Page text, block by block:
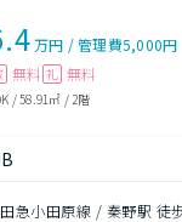
万円 /管理費5,000円
無料 礼 無料
/58.91㎡ / 2階
急小田原線 / 秦野駅 徒